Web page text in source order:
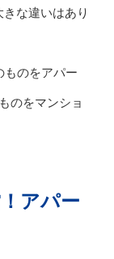
な違いはあり
ものをアパー
のをマンショ
アパー